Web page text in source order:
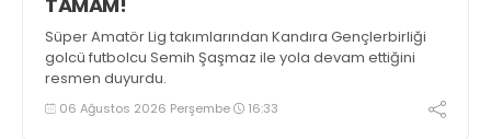
Süper Amatör Lig takımlarından Kandıra Gençlerbirliği
golcü futbolcu Semih Şaşmaz ile yola devam ettiğini
resmen duyurdu.
06 Ağustos 2026 Perşembe 16:33